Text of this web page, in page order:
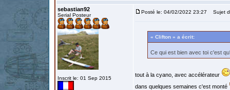
sebastian92
Serial Posteur
Inscrit le: 01 Sep 2015
Posté le: 04/02/2022 23:27 Sujet
« Clifton » a écrit:
Ce qui est bien avec toi c'est
tout à la cyano, avec accélérateur
dans quelques semaines c'est monté